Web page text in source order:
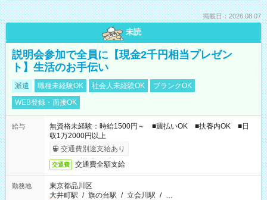
掲載日：2026.08.07
未読
説明会参加で全員に【現金2千円相当プレゼン
ト】生活のお手伝い
派遣 職種未経験OK 社会人未経験OK
ブランクOK
WEB登録・面接OK
給与
無資格未経験：時給1500円～ ■週払いOK ■扶養内OK ■日
収1万2000円以上
交通費別途支給あり
交通費 交通費全額支給
勤務地
東京都品川区
大井町駅 / 旗の台駅 / 立会川駅 / …